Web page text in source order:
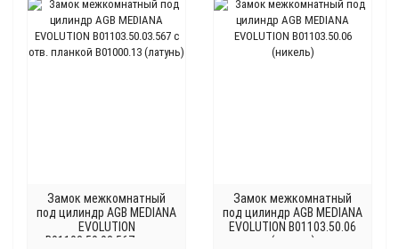
Замок межкомнатный
под цилиндр AGB MEDIANA
EVOLUTION
B01103.50.03.567 с отв.
Замок межкомнатный
под цилиндр AGB MEDIANA
EVOLUTION B01103.50.06
(никель)